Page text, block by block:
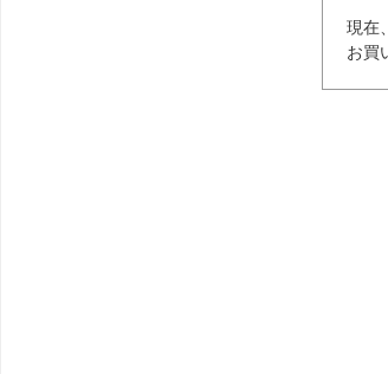
現在
お買